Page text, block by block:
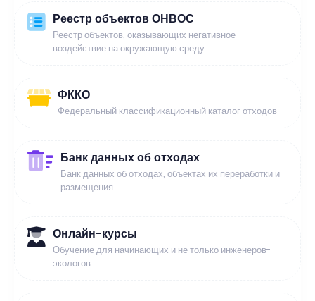
Реестр объектов ОНВОС
Реестр объектов, оказывающих негативное
воздействие на окружающую среду
ФККО
Федеральный классификационный каталог отходов
Банк данных об отходах
Банк данных об отходах, объектах их переработки и
размещения
Онлайн-курсы
Обучение для начинающих и не только инженеров-
экологов